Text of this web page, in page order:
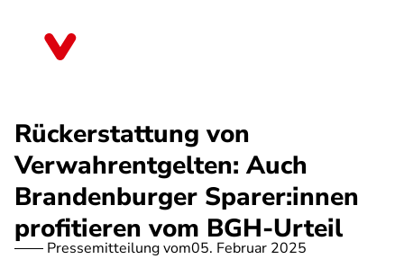
Rückerstattung von
Verwahrentgelten: Auch
Brandenburger Sparer:innen
profitieren vom BGH-Urteil
Pressemitteilung vom05. Februar 2025